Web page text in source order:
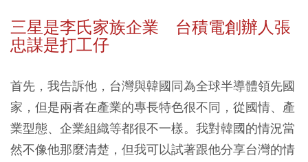
三星是李氏家族企業 台積電創辦人張
忠謀是打工仔
首先，我告訴他，台灣與韓國同為全球半導體領先國
家，但是兩者在產業的專長特色很不同，從國情、產
業型態、企業組織等都很不一樣。我對韓國的情況當
然不像他那麼清楚，但我可以試著跟他分享台灣的情